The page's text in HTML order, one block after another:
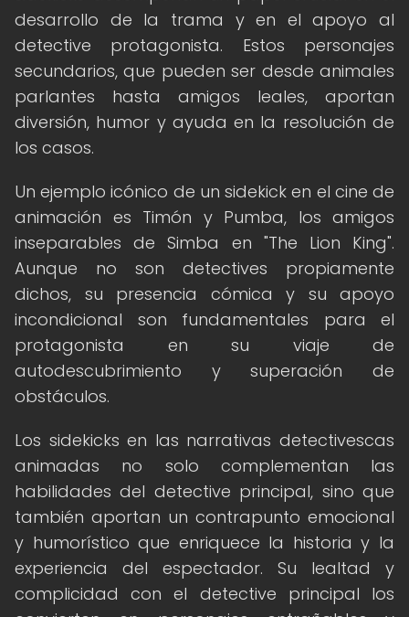
desarrollo de la trama y en el apoyo al
detective protagonista. Estos personajes
secundarios, que pueden ser desde animales
parlantes hasta amigos leales, aportan
diversión, humor y ayuda en la resolución de
los casos.
Un ejemplo icónico de un sidekick en el cine de
animación es Timón y Pumba, los amigos
inseparables de Simba en "The Lion King".
Aunque no son detectives propiamente
dichos, su presencia cómica y su apoyo
incondicional son fundamentales para el
protagonista en su viaje de
autodescubrimiento y superación de
obstáculos.
Los sidekicks en las narrativas detectivescas
animadas no solo complementan las
habilidades del detective principal, sino que
también aportan un contrapunto emocional
y humorístico que enriquece la historia y la
experiencia del espectador. Su lealtad y
complicidad con el detective principal los